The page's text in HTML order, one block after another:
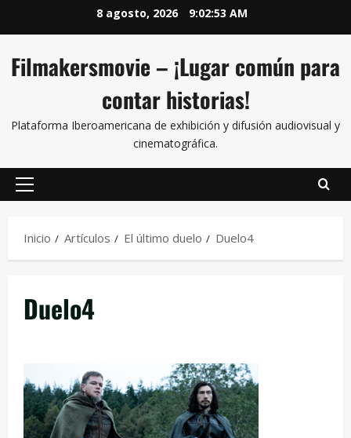
8 agosto, 2026 9:02:54 AM
Filmakersmovie – ¡Lugar común para
contar historias!
Plataforma Iberoamericana de exhibición y difusión audiovisual y
cinematográfica.
Inicio Artículos El último duelo Duelo4
Duelo4